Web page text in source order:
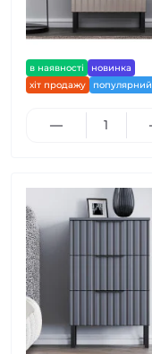
в наявності
новинка
хіт продажу
популярний